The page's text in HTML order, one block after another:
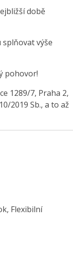
době
splňovat výše
pohovor!
1289/7, Praha 2,
2019 Sb., a to až
Flexibilní